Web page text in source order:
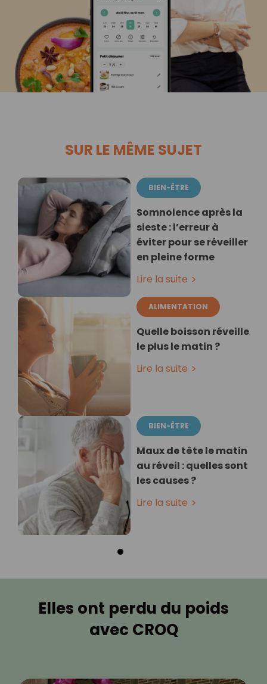
SUR LE MÊME SUJET
BIEN-ÊTRE
Somnolence après la
sieste : l’erreur à
éviter pour se réveiller
en pleine forme
Lire la suite
ALIMENTATION
Quelle boisson réveille
le plus le matin ?
Lire la suite
BIEN-ÊTRE
Maux de tête le matin
au réveil : quelles sont
les causes ?
Lire la suite
Elles ont perdu du poids
avec CROQ